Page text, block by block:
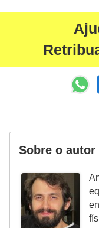
Sobre o autor